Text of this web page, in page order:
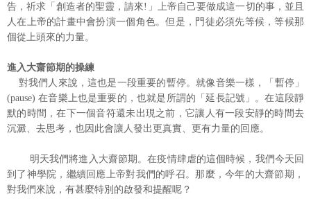
告，祈求「創造者的聖靈，請來!」上帝自己要做成這一切的事，並且
人在上帝的計畫中會扮演一個角色。但是，門徒必須先等候，等候那
個從上頭來的力量。
進入大齋節期的操練
對我們人來說，這也是一段重要的暫停。就像音樂一樣，「暫停」
(pause) 在音樂上也是重要的，也就是所謂的「延長記號」。在這段靜
默的時間，在下一個音符還未出現之前，它讓人有一段安靜的時間去
沉澱、去思考，也因此會讓人發出更真實、更有力量的回應。
明天我們將進入大齋節期。在疫情肆虐的這個時候，我們今天回
到了神學院，繼續回應上帝對我們的呼召。那麼，今年的大齋節期，
對我們來說，有甚麼特別的啟發和提醒呢？